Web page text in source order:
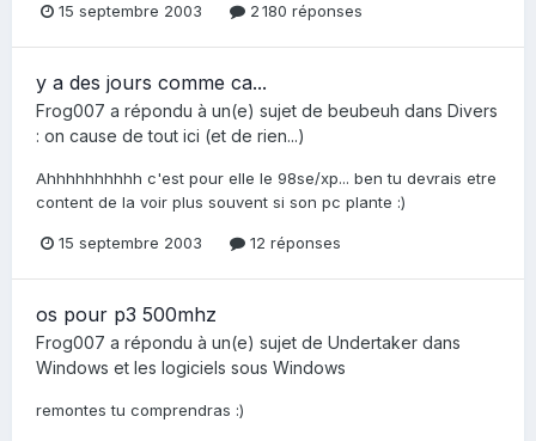
15 septembre 2003 2 180 réponses
y a des jours comme ca...
Frog007 a répondu à un(e) sujet de beubeuh dans Divers
: on cause de tout ici (et de rien...)
Ahhhhhhhhhh c'est pour elle le 98se/xp... ben tu devrais etre
content de la voir plus souvent si son pc plante :)
15 septembre 2003 12 réponses
os pour p3 500mhz
Frog007 a répondu à un(e) sujet de Undertaker dans
Windows et les logiciels sous Windows
remontes tu comprendras :)